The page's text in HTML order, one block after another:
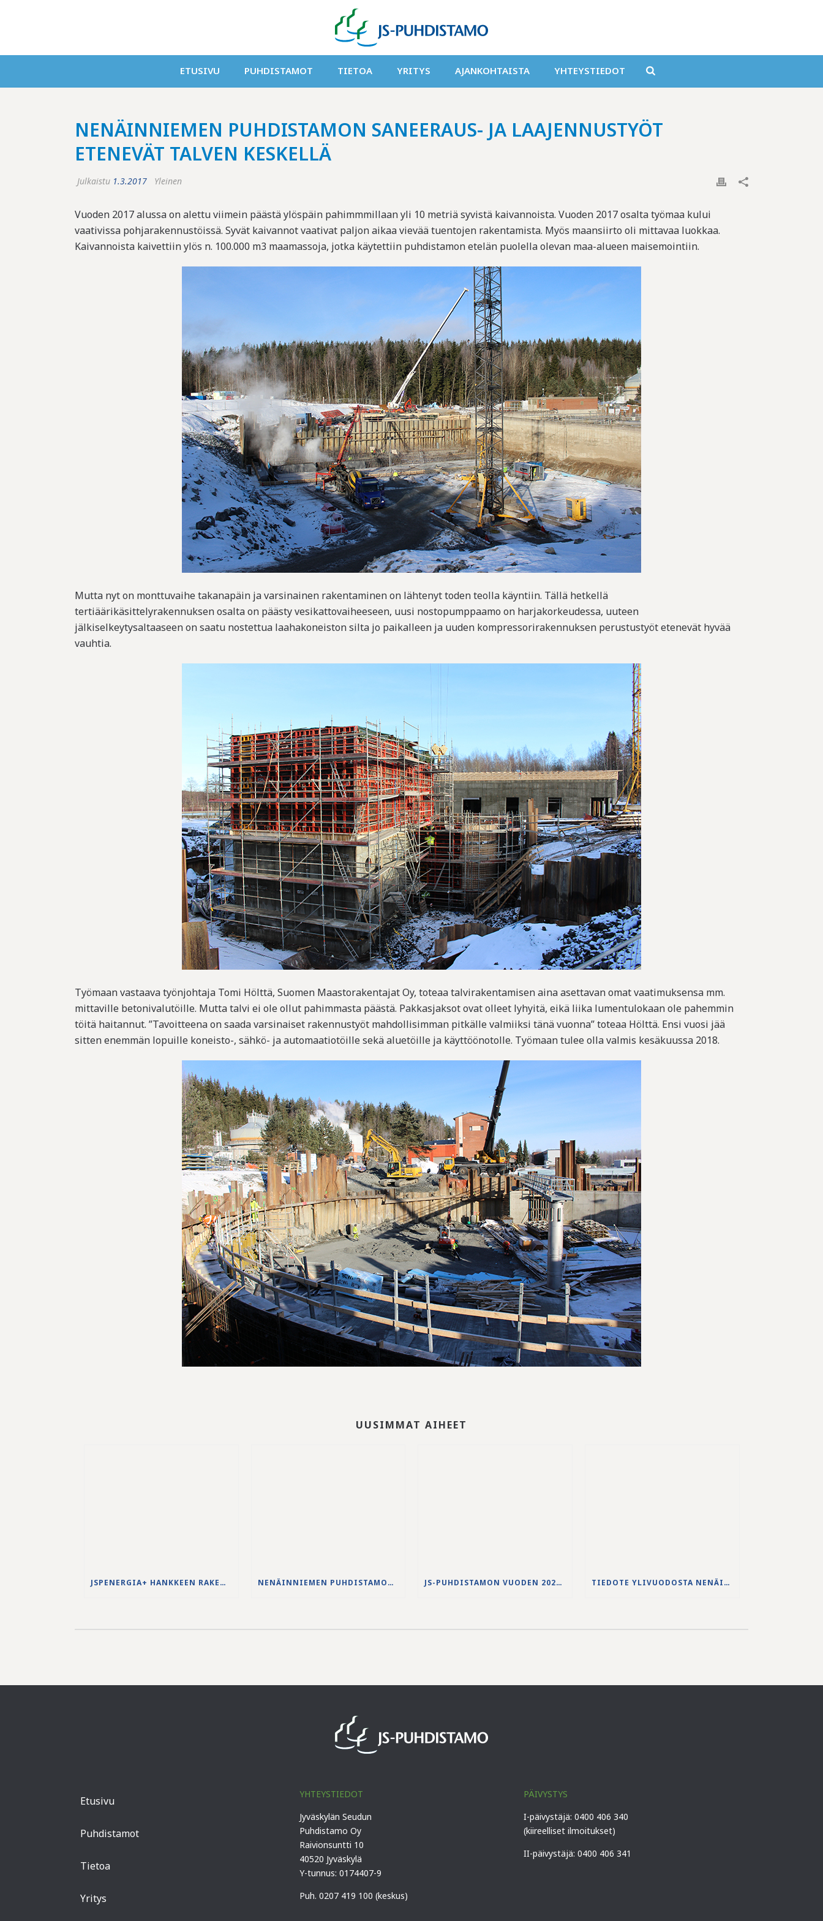
ETUSIVU PUHDISTAMOT TIETOA YRITYS AJANKOHTAISTA YHTEYSTIEDOT
NENÄINNIEMEN PUHDISTAMON SANEERAUS- JA LAAJENNUSTYÖT
ETENEVÄT TALVEN KESKELLÄ
Julkaistu 1.3.2017 Yleinen
Vuoden 2017 alussa on alettu viimein päästä ylöspäin pahimmmillaan yli 10 metriä syvistä kaivannoista. Vuoden 2017 osalta työmaa kului
vaativissa pohjarakennustöissä. Syvät kaivannot vaativat paljon aikaa vievää tuentojen rakentamista. Myös maansiirto oli mittavaa luokkaa.
Kaivannoista kaivettiin ylös n. 100.000 m3 maamassoja, jotka käytettiin puhdistamon etelän puolella olevan maa-alueen maisemointiin.
Mutta nyt on monttuvaihe takanapäin ja varsinainen rakentaminen on lähtenyt toden teolla käyntiin. Tällä hetkellä
tertiäärikäsittelyrakennuksen osalta on päästy vesikattovaiheeseen, uusi nostopumppaamo on harjakorkeudessa, uuteen
jälkiselkeytysaltaaseen on saatu nostettua laahakoneiston silta jo paikalleen ja uuden kompressorirakennuksen perustustyöt etenevät hyvää
vauhtia.
Työmaan vastaava työnjohtaja Tomi Hölttä, Suomen Maastorakentajat Oy, toteaa talvirakentamisen aina asettavan omat vaatimuksensa mm.
mittaville betonivalutöille. Mutta talvi ei ole ollut pahimmasta päästä. Pakkasjaksot ovat olleet lyhyitä, eikä liika lumentulokaan ole pahemmin
töitä haitannut. ”Tavoitteena on saada varsinaiset rakennustyöt mahdollisimman pitkälle valmiiksi tänä vuonna” toteaa Hölttä. Ensi vuosi jää
sitten enemmän lopuille koneisto-, sähkö- ja automaatiotöille sekä aluetöille ja käyttöönotolle. Työmaan tulee olla valmis kesäkuussa 2018.
UUSIMMAT AIHEET
JSPENERGIA+ HANKKEEN RAKENNUSTYÖT KÄYNNISTYVÄT LOUHINTATÖILLÄ NENÄINNIEMEN PUHDISTAMON YLIVUODON 27.-28.5.2026 VESISTÖVAIKUTUKSET JS-PUHDISTAMON VUODEN 2025 VUOSIKERTOMUS ON JULKAISTU TIEDOTE YLIVUODOSTA NENÄINNIEMEN JÄTEVEDENPUHDISTAMOLLA
Etusivu
Puhdistamot
Tietoa
Yritys
YHTEYSTIEDOT
Jyväskylän Seudun
Puhdistamo Oy
Raivionsuntti 10
40520 Jyväskylä
Y-tunnus: 0174407-9
Puh. 0207 419 100 (keskus)
PÄIVYSTYS
I-päivystäjä: 0400 406 340
(kiireelliset ilmoitukset)
II-päivystäjä: 0400 406 341